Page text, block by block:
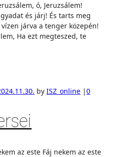
ó, Jeruzsálem!
és járj! És tarts meg
járva a tenger közepén!
Ha ezt megteszed, te
by ISZ_online |0
az este Fáj nekem az este